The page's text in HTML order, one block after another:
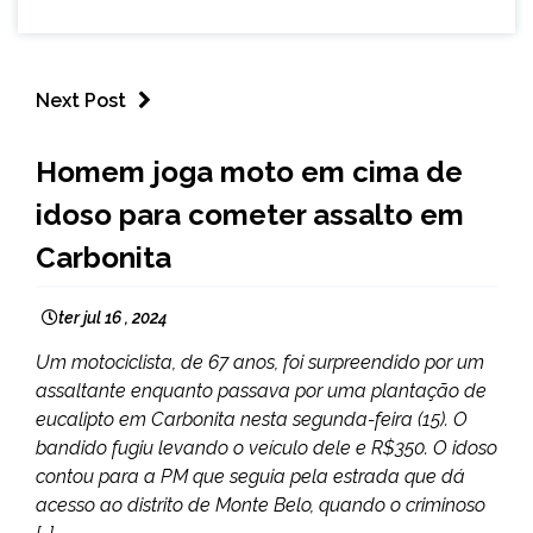
Next Post
GERAIS
NOTÍCIAS
Homem joga moto em cima de
idoso para cometer assalto em
Carbonita
ter jul 16 , 2024
Um motociclista, de 67 anos, foi surpreendido por um
assaltante enquanto passava por uma plantação de
eucalipto em Carbonita nesta segunda-feira (15). O
bandido fugiu levando o veículo dele e R$350. O idoso
contou para a PM que seguia pela estrada que dá
acesso ao distrito de Monte Belo, quando o criminoso